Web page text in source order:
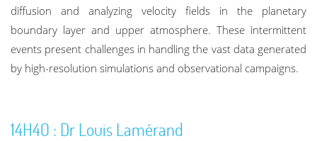
diffusion and analyzing velocity fields in the planetary
boundary layer and upper atmosphere. These intermittent
events present challenges in handling the vast data generated
by high-resolution simulations and observational campaigns.
14H40 : Dr Louis Lamérand